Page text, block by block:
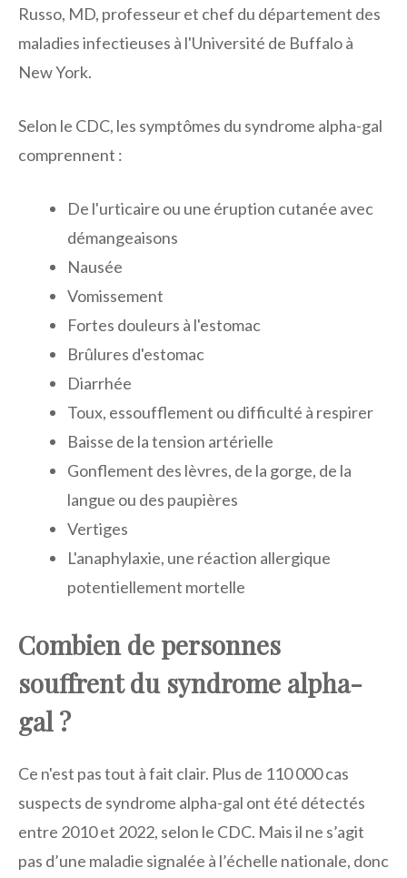
Russo, MD, professeur et chef du département des
maladies infectieuses à l'Université de Buffalo à
New York.
Selon le CDC, les symptômes du syndrome alpha-gal
comprennent :
De l'urticaire ou une éruption cutanée avec
démangeaisons
Nausée
Vomissement
Fortes douleurs à l'estomac
Brûlures d'estomac
Diarrhée
Toux, essoufflement ou difficulté à respirer
Baisse de la tension artérielle
Gonflement des lèvres, de la gorge, de la
langue ou des paupières
Vertiges
L'anaphylaxie, une réaction allergique
potentiellement mortelle
Combien de personnes
souffrent du syndrome alpha-
gal ?
Ce n'est pas tout à fait clair. Plus de 110 000 cas
suspects de syndrome alpha-gal ont été détectés
entre 2010 et 2022, selon le CDC. Mais il ne s’agit
pas d’une maladie signalée à l’échelle nationale, donc